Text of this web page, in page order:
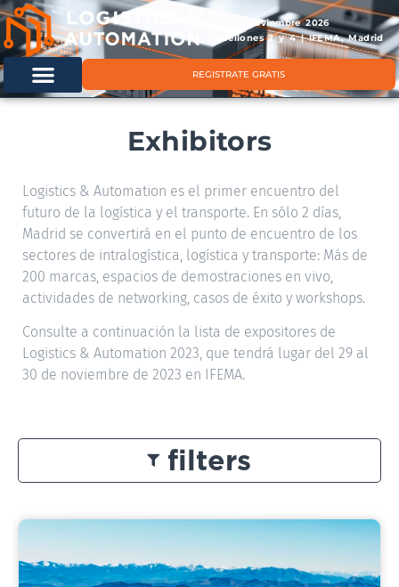
11 & 12 noviembre 2026
Pabellones 2 y 4 | IFEMA, Madrid
REGISTRATE GRATIS
Exhibitors
Logistics & Automation es el primer encuentro del
futuro de la logística y el transporte. En sólo 2 días,
Madrid se convertirá en el punto de encuentro de los
sectores de intralogística, logística y transporte: Más de
200 marcas, espacios de demostraciones en vivo,
actividades de networking, casos de éxito y workshops.
Consulte a continuación la lista de expositores de
Logistics & Automation 2023, que tendrá lugar del 29 al
30 de noviembre de 2023 en IFEMA.
filters